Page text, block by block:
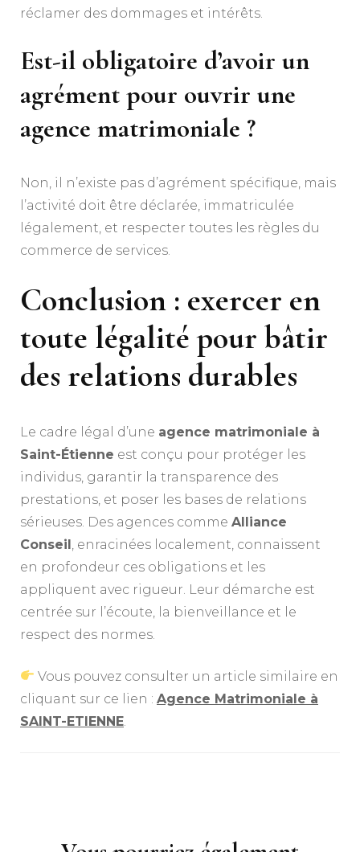
réclamer des dommages et intérêts.
Est-il obligatoire d’avoir un
agrément pour ouvrir une
agence matrimoniale ?
Non, il n’existe pas d’agrément spécifique, mais
l’activité doit être déclarée, immatriculée
légalement, et respecter toutes les règles du
commerce de services.
Conclusion : exercer en
toute légalité pour bâtir
des relations durables
Le cadre légal d’une agence matrimoniale à
Saint-Étienne est conçu pour protéger les
individus, garantir la transparence des
prestations, et poser les bases de relations
sérieuses. Des agences comme Alliance
Conseil, enracinées localement, connaissent
en profondeur ces obligations et les
appliquent avec rigueur. Leur démarche est
centrée sur l’écoute, la bienveillance et le
respect des normes.
Vous pouvez consulter un article similaire en
cliquant sur ce lien : Agence Matrimoniale à
SAINT-ETIENNE.